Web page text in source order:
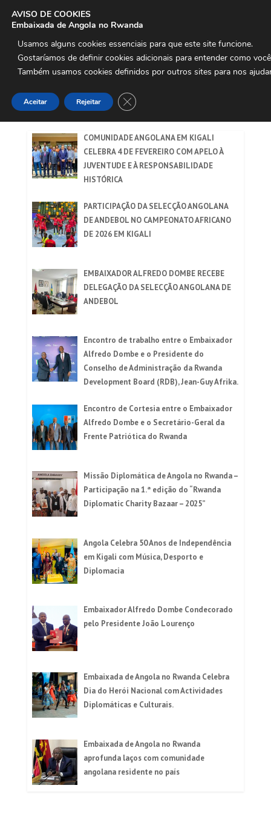
Uteis
COMUNIDADE ANGOLANA EM KIGALI
CELEBRA 4 DE FEVEREIRO COM APELO À
JUVENTUDE E À RESPONSABILIDADE
HISTÓRICA
PARTICIPAÇÃO DA SELECÇÃO ANGOLANA
DE ANDEBOL NO CAMPEONATO AFRICANO
DE 2026 EM KIGALI
EMBAIXADOR ALFREDO DOMBE RECEBE
DELEGAÇÃO DA SELECÇÃO ANGOLANA DE
ANDEBOL
Encontro de trabalho entre o Embaixador
Alfredo Dombe e o Presidente do
Conselho de Administração da Rwanda
Development Board (RDB), Jean-Guy Afrika.
Encontro de Cortesia entre o Embaixador
Alfredo Dombe e o Secretário-Geral da
Frente Patriótica do Rwanda
Missão Diplomática de Angola no Rwanda –
Participação na 1.ª edição do “Rwanda
Diplomatic Charity Bazaar – 2025”
Angola Celebra 50 Anos de Independência
em Kigali com Música, Desporto e
Diplomacia
Embaixador Alfredo Dombe Condecorado
pelo Presidente João Lourenço
Embaixada de Angola no Rwanda Celebra
Dia do Herói Nacional com Actividades
Diplomáticas e Culturais.
Embaixada de Angola no Rwanda
aprofunda laços com comunidade
angolana residente no país
AVISO DE COOKIES
Embaixada de Angola no Rwanda
Usamos alguns cookies essenciais para que este site funcione.
Gostaríamos de definir cookies adicionais para entender como
Também usamos cookies definidos por outros sites para nos
Aceitar Rejeitar Close GDPR Cookie Banner